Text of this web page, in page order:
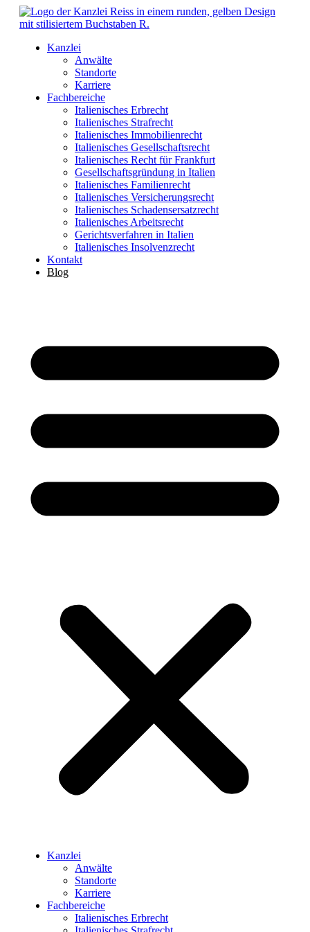
Kanzlei
Anwälte
Standorte
Karriere
Fachbereiche
Italienisches Erbrecht
Italienisches Strafrecht
Italienisches Immobilienrecht
Italienisches Gesellschaftsrecht
Italienisches Recht für Frankfurt
Gesellschaftsgründung in Italien
Italienisches Familienrecht
Italienisches Versicherungsrecht
Italienisches Schadensersatzrecht
Italienisches Arbeitsrecht
Gerichtsverfahren in Italien
Italienisches Insolvenzrecht
Kontakt
Blog
Kanzlei
Anwälte
Standorte
Karriere
Fachbereiche
Italienisches Erbrecht